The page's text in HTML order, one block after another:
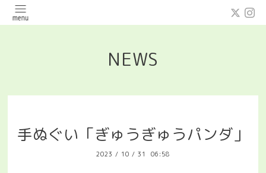
NEWS
手ぬぐい「ぎゅうぎゅうパンダ」
2023 / 10 / 31 06:58